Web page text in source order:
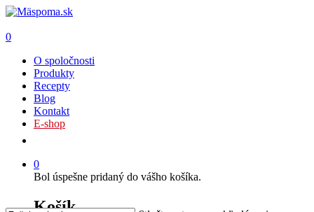
0
O spoločnosti
Produkty
Recepty
Blog
Kontakt
E-shop
0
Bol úspešne pridaný do vášho košíka.
Košík